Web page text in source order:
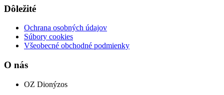
Dôležité
Ochrana osobných údajov
Súbory cookies
Všeobecné obchodné podmienky
O nás
OZ Dionýzos